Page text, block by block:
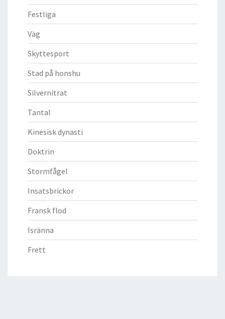
Festliga
Väg
Skyttesport
Stad på honshu
Silvernitrat
Tantal
Kinesisk dynasti
Doktrin
Stormfågel
Insatsbrickor
Fransk flod
Isränna
Frett